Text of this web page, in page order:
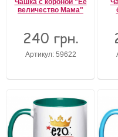
Забыли имя пользователя
Регистрация
Чашка с короной "Её
величество Мама"
240 грн.
Артикул: 59622